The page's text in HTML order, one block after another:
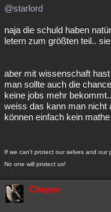
@starlord
naja die schuld haben
letern zum größten teil..
aber mit wissenschaft
man sollte auch die
keine jobs mehr
weiss das kann man nicht
können einfach kein
If we can't protect our selves and our
No one will protect us!
Chepre